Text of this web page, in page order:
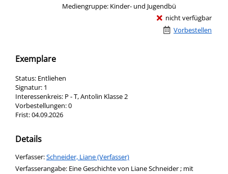
Mediengruppe: Kinder- und Jugendbü
nicht verfügbar
Vorbestellen
Exemplare
Status: Entliehen
Signatur: 1
Interessenkreis: P - T, Antolin Klasse 2
Vorbestellungen:0
Frist:04.09.2026
Details
Verfasser:Suche nach diesem Verfasser
Schneider, Liane (Verfasser)
Verfasserangabe: Eine Geschichte von Liane Schneider ; mit